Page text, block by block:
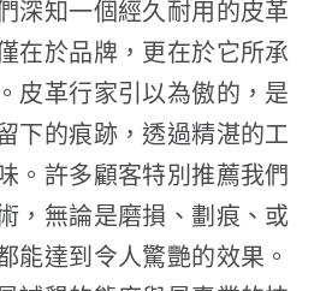
深知一個經久耐用的皮革
在於品牌，更在於它所承
皮革行家引以為傲的，是
下的痕跡，透過精湛的工
。許多顧客特別推薦我們
，無論是磨損、劃痕、或
能達到令人驚艷的效果。